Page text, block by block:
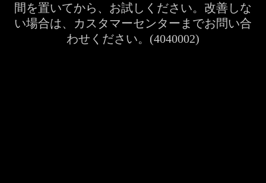
間を置いてから、お試しください。改善しな
い場合は、カスタマーセンターまでお問い合
わせください。(4040002)